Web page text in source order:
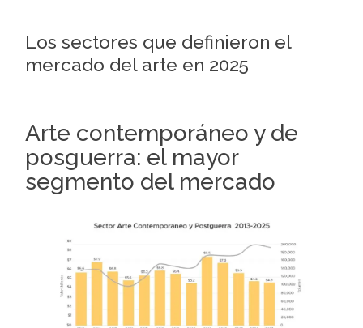
Los sectores que definieron el
mercado del arte en 2025
Arte contemporáneo y de
posguerra: el mayor
segmento del mercado